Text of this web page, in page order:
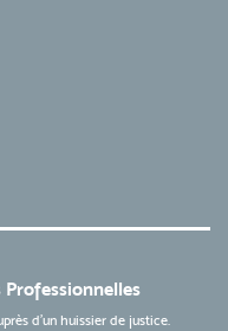
d'un huissier de justice.